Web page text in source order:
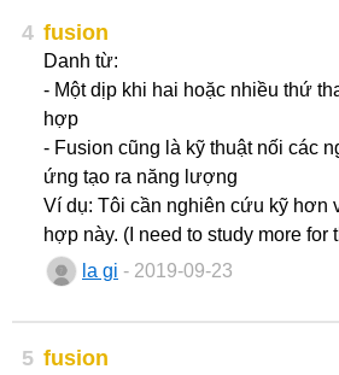
4 fusion
Danh từ:
- Một dịp khi hai hoặc nhiều thứ
hợp
- Fusion cũng là kỹ thuật nối các
ứng tạo ra năng lượng
Ví dụ: Tôi cần nghiên cứu kỹ hơn
hợp này. (I need to study more for
la gi - 2019-09-23
5 fusion